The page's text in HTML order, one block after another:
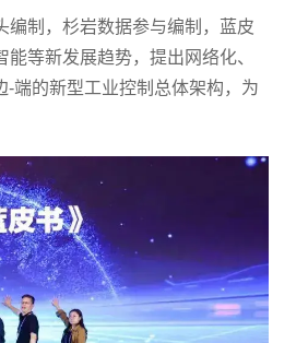
编制，杉岩数据参与编制，蓝皮
等新发展趋势，提出网络化、
-端的新型工业控制总体架构，为